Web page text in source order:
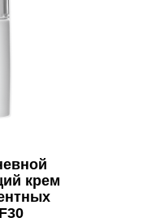
крем